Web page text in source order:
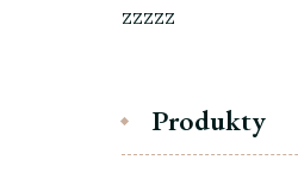
zzzzz
Produkty